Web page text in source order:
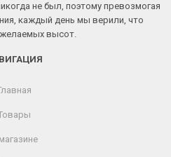
не был, поэтому превозмогая
каждый день мы верили, что
высот.